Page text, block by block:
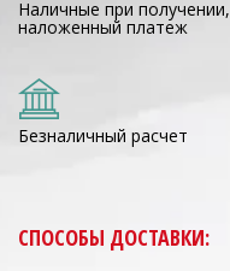
Наличные при получении,
наложенный платеж
Безналичный расчет
СПОСОБЫ ДОСТАВКИ: